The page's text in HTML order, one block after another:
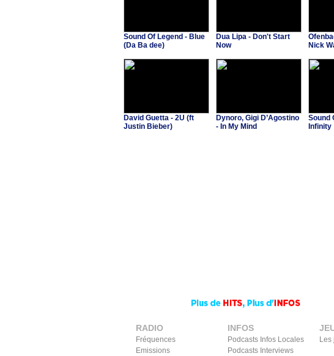
Sound Of Legend - Blue
(Da Ba dee)
Dua Lipa - Don't Start
Now
Nick
David Guetta - 2U (ft
Justin Bieber)
Dynoro, Gigi D’Agostino
- In My Mind
Sound
Infinity
RADIO
Fréquences
Emissions
INFOS
Podcasts Infos Locales
Podcasts Interviews
Les